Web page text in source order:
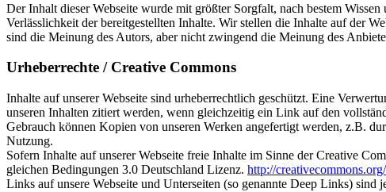
Der Inhalt dieser Webseite wurde mit größter Sorgfalt, nach bestem
Verlässlichkeit der bereitgestellten Inhalte. Wir stellen die Inhalte auf der
sind die Meinung des Autors, aber nicht zwingend die Meinung des
Urheberrechte / Creative Commons
Inhalte auf unserer Webseite sind urheberrechtlich geschützt. Eine
unseren Inhalten zitiert werden, wenn gleichzeitig ein Link auf den
Gebrauch können Kopien von unseren Werken angefertigt werden, z.B.
Nutzung.
Sofern Inhalte auf unserer Webseite freie Inhalte im Sinne der Creative
gleichen Bedingungen 3.0 Deutschland Lizenz. http://
Links auf unsere Webseite und Unterseiten (so genannte Deep Links)